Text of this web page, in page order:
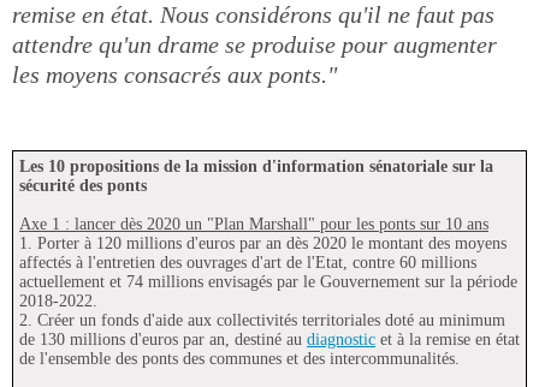
remise en état. Nous considérons qu'il ne faut pas
attendre qu'un drame se produise pour augmenter
les moyens consacrés aux ponts."
Les 10 propositions de la mission d'information sénatoriale sur la
sécurité des ponts
Axe 1 : lancer dès 2020 un "Plan Marshall" pour les ponts sur 10 ans
1. Porter à 120 millions d'euros par an dès 2020 le montant des moyens
affectés à l'entretien des ouvrages d'art de l'Etat, contre 60 millions
actuellement et 74 millions envisagés par le Gouvernement sur la période
2018-2022.
2. Créer un fonds d'aide aux collectivités territoriales doté au minimum
de 130 millions d'euros par an, destiné au diagnostic et à la remise en état
de l'ensemble des ponts des communes et des intercommunalités.